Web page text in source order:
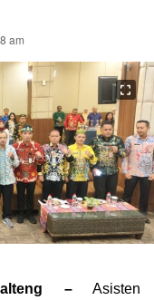
am
–Asisten